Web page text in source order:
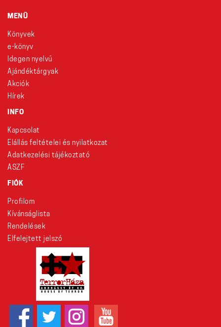
MENÜ
Könyvek
e-könyv
Idegen nyelvű
Ajándéktárgyak
Akciók
Hírek
INFO
Kapcsolat
Elállás feltételei és nyilatkozat
Adatkezelési tájékoztató
ÁSZF
FIÓK
Profilom
Kívánságlista
Rendelések
Elfelejtett jelszó